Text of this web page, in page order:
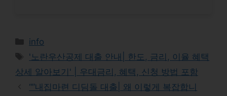
Categories
info
Tags
'노란우산공제 대출 안내| 한도, 금리, 이율 혜택
상세 알아보기' | 우대금리, 혜택, 신청 방법 포함
“”내집마련 디딤돌 대출| 왜 이렇게 복잡합니